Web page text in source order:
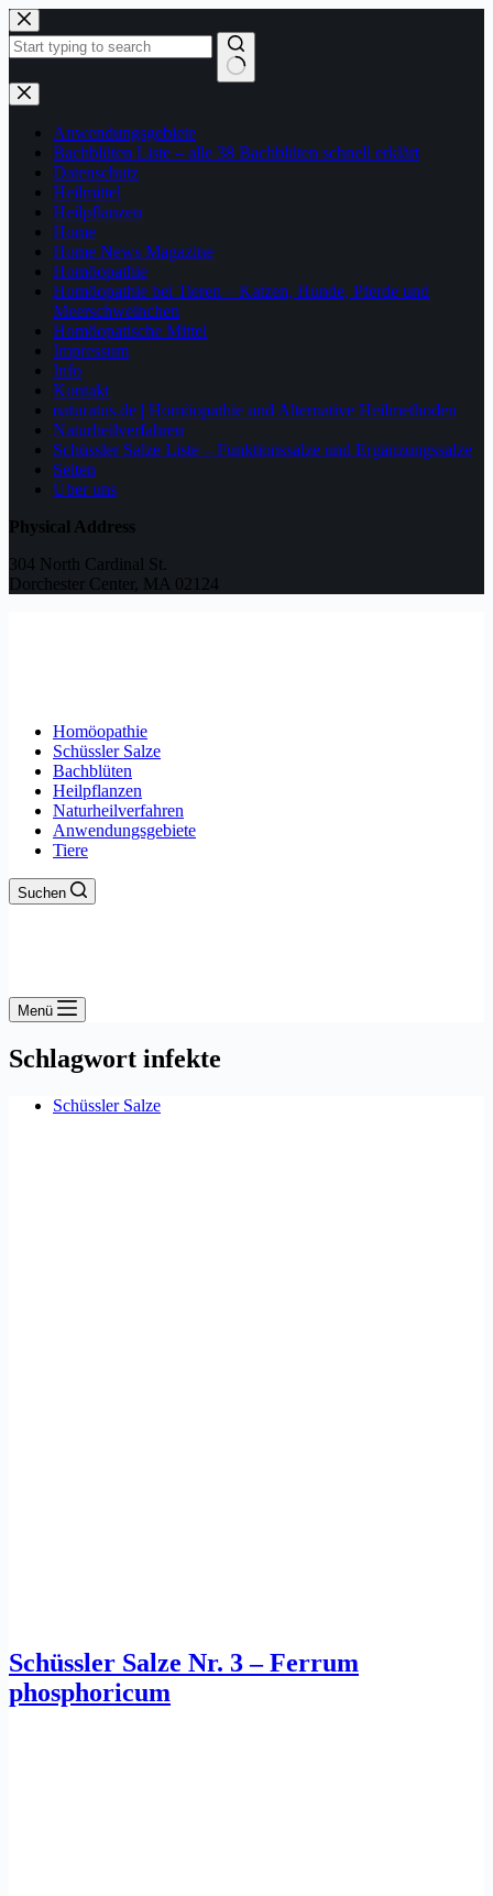
Zum
Inhalt
springen
Keine
Ergebnisse
Anwendungsgebiete
Bachblüten Liste – alle 38 Bachblüten schnell erklärt
Datenschutz
Heilmittel
Heilpflanzen
Home
Home News Magazine
Homöopathie
Homöopathie bei Tieren – Katzen, Hunde, Pferde und
Meerschweinchen
Homöopatische Mittel
Impressum
Info
Kontakt
naturatus.de | Homöopathie und Alternative Heilmethoden
Naturheilverfahren
Schüssler Salze Liste – Funktionssalze und Ergänzungssalze
Seiten
Über uns
Physical Address
304 North Cardinal St.
Dorchester Center, MA 02124
Homöopathie
Schüssler Salze
Bachblüten
Heilpflanzen
Naturheilverfahren
Anwendungsgebiete
Tiere
Suchen
Menü
Schlagwort infekte
Schüssler Salze
Schüssler Salze Nr. 3 – Ferrum
phosphoricum